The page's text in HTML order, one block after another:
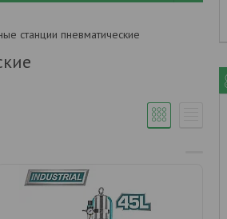
станции пневматические